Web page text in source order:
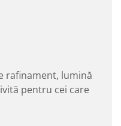
rafinament, lumină
pentru cei care